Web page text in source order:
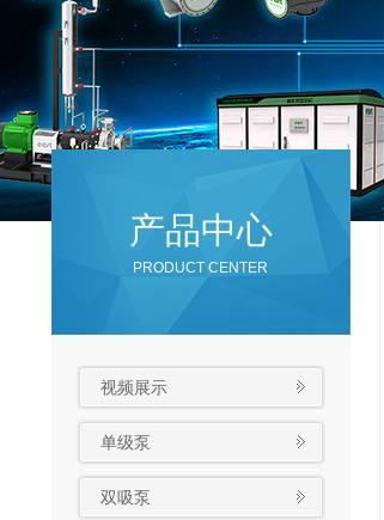
产品中心
PRODUCT CENTER
视频展示
单级泵
双吸泵